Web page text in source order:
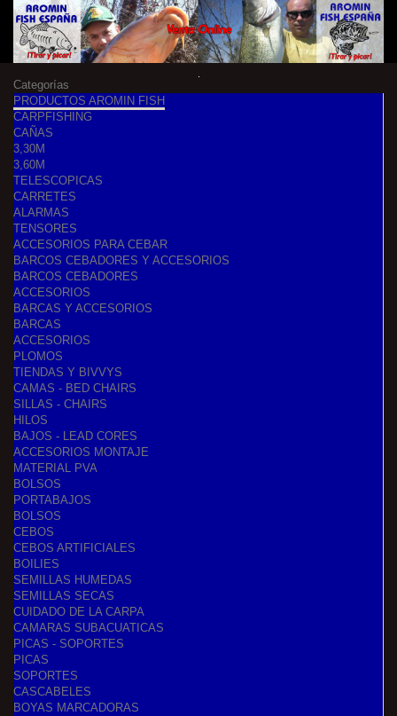
Categorías
PRODUCTOS AROMIN FISH
CARPFISHING
CAÑAS
3,30M
3,60M
TELESCOPICAS
CARRETES
ALARMAS
TENSORES
ACCESORIOS PARA CEBAR
BARCOS CEBADORES Y ACCESORIOS
BARCOS CEBADORES
ACCESORIOS
BARCAS Y ACCESORIOS
BARCAS
ACCESORIOS
PLOMOS
TIENDAS Y BIVVYS
CAMAS - BED CHAIRS
SILLAS - CHAIRS
HILOS
BAJOS - LEAD CORES
ACCESORIOS MONTAJE
MATERIAL PVA
BOLSOS
PORTABAJOS
BOLSOS
CEBOS
CEBOS ARTIFICIALES
BOILIES
SEMILLAS HUMEDAS
SEMILLAS SECAS
CUIDADO DE LA CARPA
CAMARAS SUBACUATICAS
PICAS - SOPORTES
PICAS
SOPORTES
CASCABELES
BOYAS MARCADORAS